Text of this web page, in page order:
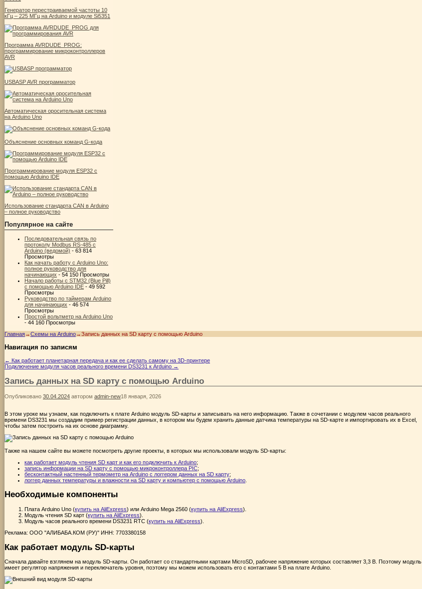
Генератор перестраиваемой частоты 10
кГц – 225 МГц на Arduino и модуле Si5351
Программа AVRDUDE_PROG:
программирование микроконтроллеров
AVR
USBASP AVR программатор
Автоматическая оросительная система
на Arduino Uno
Объяснение основных команд G-кода
Программирование модуля ESP32 с
помощью Arduino IDE
Использование стандарта CAN в Arduino
– полное руководство
Популярное на сайте
Последовательная связь по
протоколу Modbus RS-485 с
Arduino (ведомой) - 63 814
Просмотры
Как начать работу с Arduino Uno:
полное руководство для
начинающих - 54 150 Просмотры
Начало работы с STM32 (Blue Pill)
с помощью Arduino IDE - 49 592
Просмотры
Руководство по таймерам Arduino
для начинающих - 46 574
Просмотры
Простой вольтметр на Arduino Uno
- 44 160 Просмотры
Главная→Схемы на Arduino→Запись данных на SD карту с помощью Arduino
Навигация по записям
← Как работает планетарная передача и как ее сделать самому на 3D-принтере
Подключение модуля часов реального времени DS3231 к Arduino →
Запись данных на SD карту с помощью Arduino
Опубликовано 30.04.2024 автором admin-new18 января, 2026
В этом уроке мы узнаем, как подключить к плате Arduino модуль SD-карты и записывать на него информацию. Также в сочетании с модулем часов реального
времени DS3231 мы создадим пример регистрации данных, в котором мы будем хранить данные датчика температуры на SD-карте и импортировать их в Excel,
чтобы затем построить на их основе диаграмму.
Также на нашем сайте вы можете посмотреть другие проекты, в которых мы использовали модуль SD-карты:
как работает модуль чтения SD карт и как его подключить к Arduino;
запись информации на SD карту с помощью микроконтроллера PIC;
бесконтактный настенный термометр на Arduino с логгером данных на SD карту;
логгер данных температуры и влажности на SD карту и компьютер с помощью Arduino
Необходимые компоненты
Плата Arduino Uno (купить на AliExpress) или Arduino Mega 2560 (купить на AliExpress).
Модуль чтения SD карт (купить на AliExpress).
Модуль часов реального времени DS3231 RTC (купить на AliExpress).
Реклама: ООО "АЛИБАБА.КОМ (РУ)" ИНН: 7703380158
Как работает модуль SD-карты
Сначала давайте взглянем на модуль SD-карты. Он работает со стандартными картами MicroSD, рабочее напряжение которых составляет 3,3 В. Поэтому модуль
имеет регулятор напряжения и переключатель уровня, поэтому мы можем использовать его с контактами 5 В на плате Arduino.